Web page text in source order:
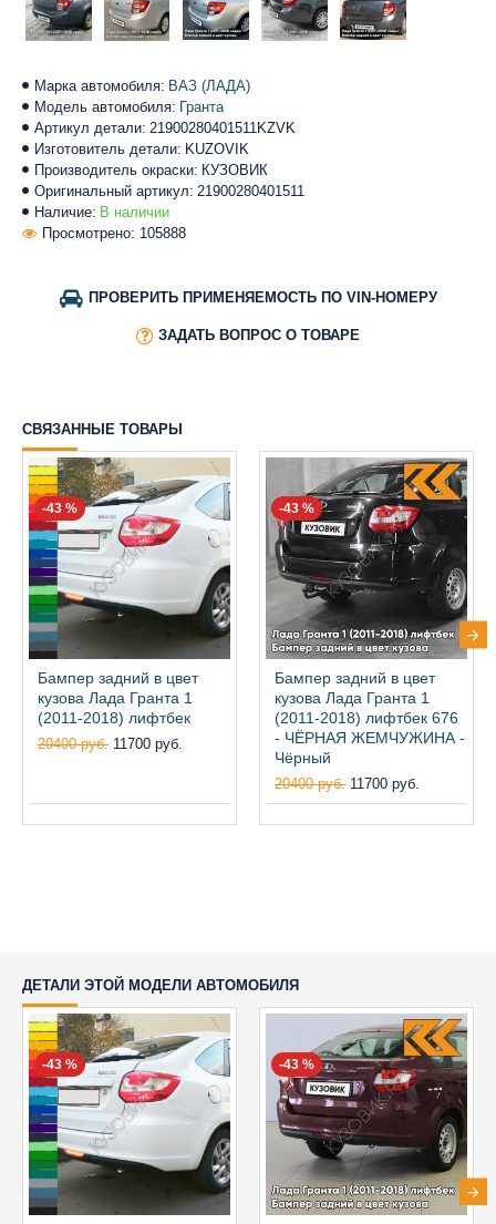
Наличие: В наличии
Марка автомобиля: ВАЗ (ЛАДА)
Модель автомобиля: Гранта
Артикул детали: 21900280401511KZVK
Изготовитель детали: KUZOVIK
Производитель окраски: КУЗОВИК
Оригинальный артикул: 21900280401511
Просмотрено: 105888
ПРОВЕРИТЬ ПРИМЕНЯЕМОСТЬ ПО VIN-НОМЕРУ
ЗАДАТЬ ВОПРОС О ТОВАРЕ
СВЯЗАННЫЕ ТОВАРЫ
-43 %
Бампер задний в цвет
кузова Лада Гранта 1
(2011-2018) лифтбек
20400 руб. 11700 руб.
-43 %
Бампер задний в цвет
кузова Лада Гранта 1
(2011-2018) лифтбек 676
- ЧЁРНАЯ ЖЕМЧУЖИНА -
Чёрный
20400 руб. 11700 руб.
ДЕТАЛИ ЭТОЙ МОДЕЛИ АВТОМОБИЛЯ
-43 % -43 %